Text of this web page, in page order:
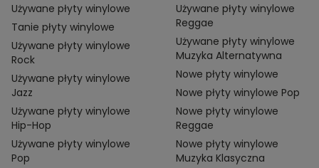
Używane płyty winylowe
Tanie płyty winylowe
Używane płyty winylowe
Rock
Używane płyty winylowe
Jazz
Używane płyty winylowe
Hip-Hop
Używane płyty winylowe
Pop
Używane płyty winylowe
Reggae
Używane płyty winylowe
Muzyka Alternatywna
Nowe płyty winylowe
Nowe płyty winylowe Pop
Nowe płyty winylowe
Reggae
Nowe płyty winylowe
Muzyka Klasyczna